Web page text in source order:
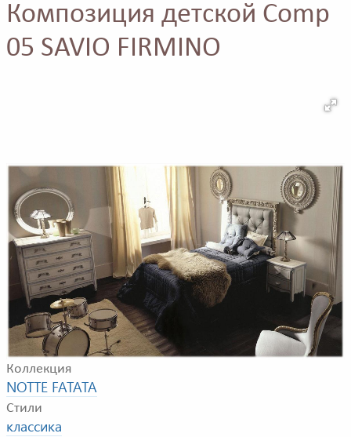
Композиция детской Comp
05 SAVIO FIRMINO
Композиция для детской комнаты. В композицию
входят: кровать, комод, тумбочка, стул, зеркало.
Фабрика
SAVIO FIRMINO
Коллекция
NOTTE FATATA
Стили
классика